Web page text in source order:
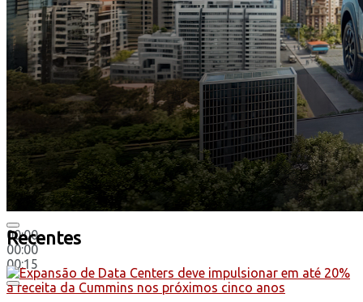
00:00
00:00
00:15
Recentes